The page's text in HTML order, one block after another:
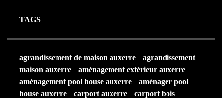
TAGS
agrandissement de maison auxerre
agrandissement
maison auxerre
aménagement extérieur auxerre
aménagement pool house auxerre
aménager pool
house auxerre
carport auxerre
carport bois